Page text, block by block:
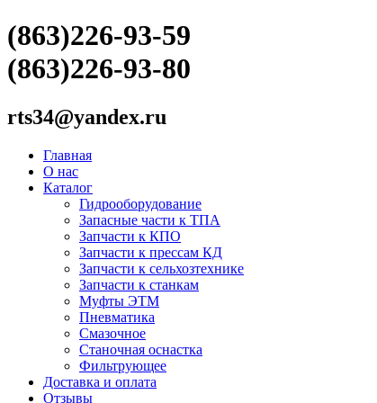
(863)226-93-59
(863)226-93-80
rts34@yandex.ru
Главная
О нас
Каталог
Гидрооборудование
Запасные части к ТПА
Запчасти к КПО
Запчасти к прессам КД
Запчасти к сельхозтехнике
Запчасти к станкам
Муфты ЭТМ
Пневматика
Смазочное
Станочная оснастка
Фильтрующее
Доставка и оплата
Отзывы